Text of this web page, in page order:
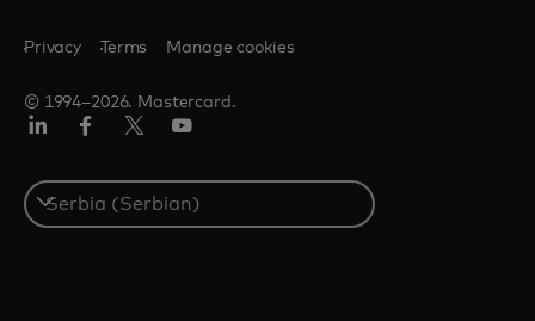
© 1994–2026. Mastercard.
Privacy Terms Manage cookies
Select
a
country